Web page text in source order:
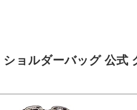
ョルダーバッグ 公式